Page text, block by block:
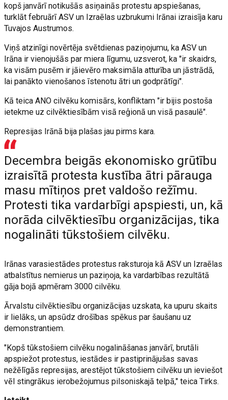
kopš janvārī notikušās asiņainās protestu apspiešanas,
turklāt februārī ASV un Izraēlas uzbrukumi Irānai izraisīja karu
Tuvajos Austrumos.
Viņš atzinīgi novērtēja svētdienas paziņojumu, ka ASV un
Irāna ir vienojušās par miera līgumu, uzsverot, ka "ir skaidrs,
ka visām pusēm ir jāievēro maksimāla atturība un jāstrādā,
lai panākto vienošanos īstenotu ātri un godprātīgi".
Kā teica ANO cilvēku komisārs, konfliktam "ir bijis postoša
ietekme uz cilvēktiesībām visā reģionā un visā pasaulē".
Represijas Irānā bija plašas jau pirms kara.
Decembra beigās ekonomisko grūtību
izraisītā protesta kustība ātri pārauga
masu mītiņos pret valdošo režīmu.
Protesti tika vardarbīgi apspiesti, un, kā
norāda cilvēktiesību organizācijas, tika
nogalināti tūkstošiem cilvēku.
Irānas varasiestādes protestus raksturoja kā ASV un Izraēlas
atbalstītus nemierus un paziņoja, ka vardarbības rezultātā
gāja bojā apmēram 3000 cilvēku.
Ārvalstu cilvēktiesību organizācijas uzskata, ka upuru skaits
ir lielāks, un apsūdz drošības spēkus par šaušanu uz
demonstrantiem.
"Kopš tūkstošiem cilvēku nogalināšanas janvārī, brutāli
apspiežot protestus, iestādes ir pastiprinājušas savas
nežēlīgās represijas, arestējot tūkstošiem cilvēku un ieviešot
vēl stingrākus ierobežojumus pilsoniskajā telpā," teica Tirks.